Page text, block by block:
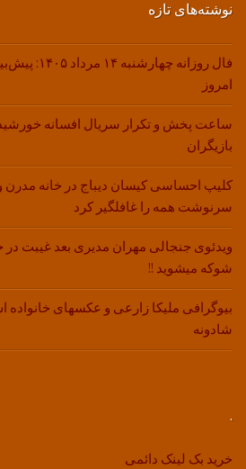
نوشته‌های تازه
فال روزانه
امروز
ساعت پخش و تکرار سریال افسانه
بازیگران
کلیپ احساسی کیسان دیباج در خانه مدرن
سرنوشت همه را غافلگیر کرد
ویدئوی جنجالی مهران مدیری بعد غیبت در
شوکه میشوید !!
بیوگرافی ملیکا زارعی و عکسهای
شادونه
.
خرید بک لینک دائمی